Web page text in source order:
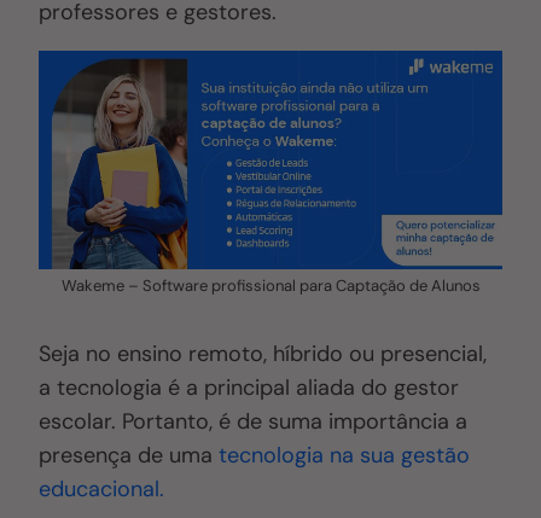
professores e gestores.
Wakeme – Software profissional para Captação de Alunos
Seja no ensino remoto, híbrido ou presencial,
a tecnologia é a principal aliada do gestor
escolar. Portanto, é de suma importância a
presença de umatecnologia na sua gestão
educacional.